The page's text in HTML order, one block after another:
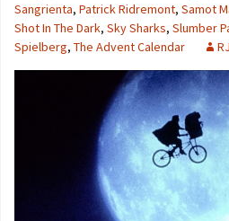
Sangrienta, Patrick Ridremont, Samot
Shot In The Dark, Sky Sharks, Slumber
Spielberg, The Advent Calendar